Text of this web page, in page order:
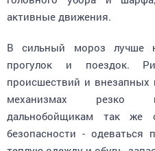
активные движения.
прогулок и поездок.
происшествий и внезапных
механизмах резко
дальнобойщикам так же
безопасности - одеваться
теплую одежду и обувь,